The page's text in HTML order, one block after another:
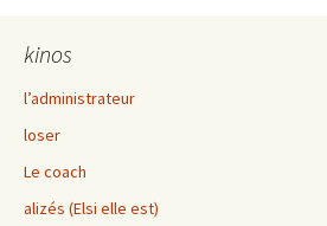
kinos
l’administrateur
loser
Le coach
alizés (Elsi elle est)